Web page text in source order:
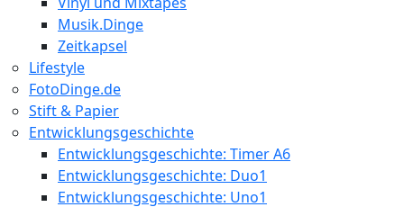
Musik.Dinge
Zeitkapsel
Lifestyle
FotoDinge.de
Stift & Papier
Entwicklungsgeschichte
Entwicklungsgeschichte: Timer A6
Entwicklungsgeschichte: Duo1
Entwicklungsgeschichte: Uno1